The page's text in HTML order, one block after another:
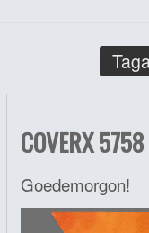
COVERX
Goedemorgon!